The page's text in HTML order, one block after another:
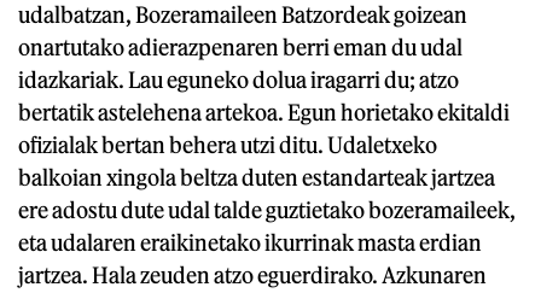
udalbatzan, Bozeramaileen Batzordeak goizean
onartutako adierazpenaren berri eman du udal
idazkariak. Lau eguneko dolua iragarri du; atzo
bertatik astelehena artekoa. Egun horietako ekitaldi
ofizialak bertan behera utzi ditu. Udaletxeko
balkoian xingola beltza duten estandarteak jartzea
ere adostu dute udal talde guztietako bozeramaileek,
eta udalaren eraikinetako ikurrinak masta erdian
jartzea. Hala zeuden atzo eguerdirako. Azkunaren